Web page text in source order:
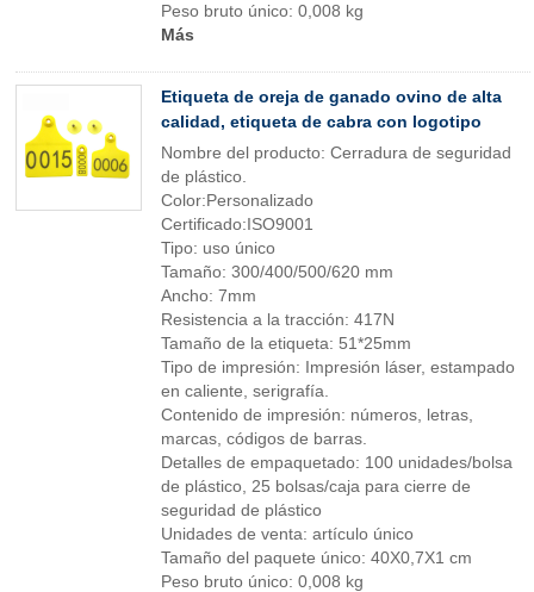
Peso bruto único: 0,008 kg
Más
Etiqueta de oreja de ganado ovino de alta
calidad, etiqueta de cabra con logotipo
Nombre del producto: Cerradura de seguridad
de plástico.
Color:Personalizado
Certificado:ISO9001
Tipo: uso único
Tamaño: 300/400/500/620 mm
Ancho: 7mm
Resistencia a la tracción: 417N
Tamaño de la etiqueta: 51*25mm
Tipo de impresión: Impresión láser, estampado
en caliente, serigrafía.
Contenido de impresión: números, letras,
marcas, códigos de barras.
Detalles de empaquetado: 100 unidades/bolsa
de plástico, 25 bolsas/caja para cierre de
seguridad de plástico
Unidades de venta: artículo único
Tamaño del paquete único: 40X0,7X1 cm
Peso bruto único: 0,008 kg